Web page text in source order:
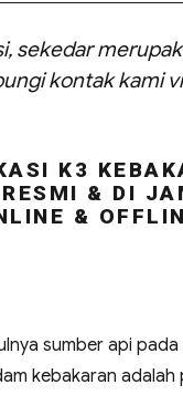
sekedar
kontak kami
K3
& DI
&
sumber api
kebakaran